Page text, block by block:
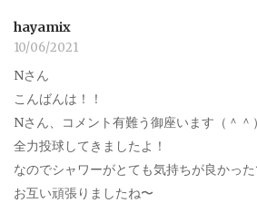
hayamix
10/06/2021
Nさん
こんばんは！！
Nさん、コメント有難う御座います（＾＾）
全力投球してきましたよ！
なのでシャワーがとても気持ちが良かった
お互い頑張りましたね〜